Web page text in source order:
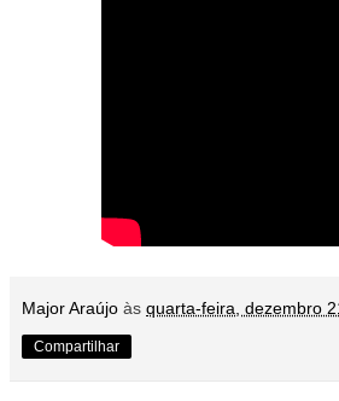
Major Araújo às quarta-feira, dezembro
Compartilhar